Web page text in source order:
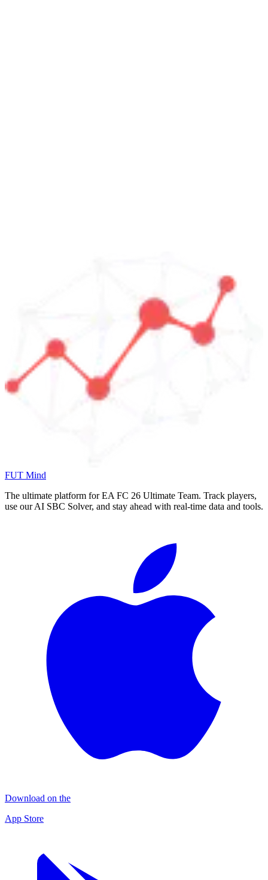
FUT Mind
The ultimate platform for EA FC 26 Ultimate Team. Track players,
use our AI SBC Solver, and stay ahead with real-time data and tools.
Download on the
App Store